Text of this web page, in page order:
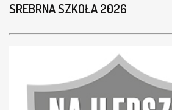
SREBRNA SZKOŁA 2026